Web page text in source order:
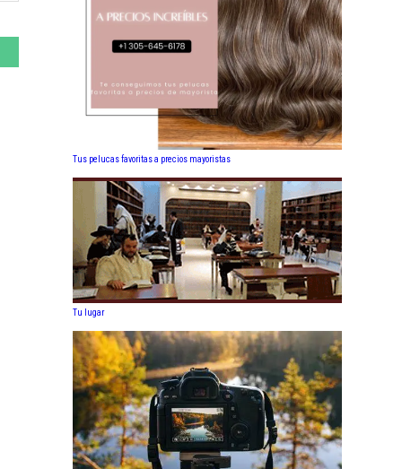
Tus pelucas favoritas a precios mayoristas
Tu lugar